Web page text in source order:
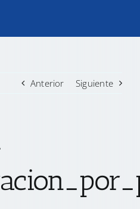
Anterior Siguiente